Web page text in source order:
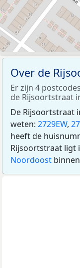
Over de
Er zijn 4
de Rijsoortstraat
De Rijsoortstraat
weten: 2729EW,
heeft de
Rijsoortstraat ligt
Noordoost